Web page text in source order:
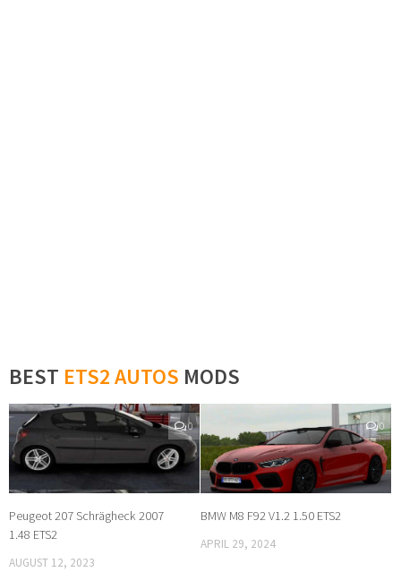
BEST ETS2 AUTOS MODS
0
Peugeot 207 Schrägheck 2007
1.48 ETS2
AUGUST 12, 2023
0
BMW M8 F92 V1.2 1.50 ETS2
APRIL 29, 2024